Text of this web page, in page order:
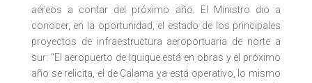
aéreos a contar del próximo año. El Ministro dio a
conocer, en la oportunidad, el estado de los principales
proyectos de infraestructura aeroportuaria de norte a
sur: “El aeropuerto de Iquique está en obras y el próximo
año se relicita, el de Calama ya está operativo, lo mismo